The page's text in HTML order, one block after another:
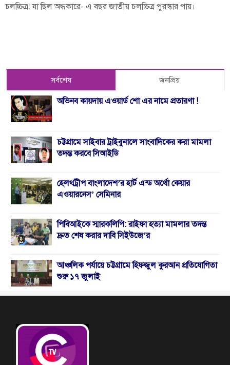
চলচ্চিত্র: যা ছিল অন্ধকারে- এ বছর জাতীয় চলচ্চিত্র পুরস্কার পায়।
সর্বশেষ জনপ্রিয়
অভিনব কায়দায় এওয়ার্ড শো এর নামে প্রতারণা !
চট্টগ্রামে সাইবার ট্রাইবুনালে সাংবাদিকের করা মামলা
তদন্ত করবে সিআইডি
হেলথট্রীপ বাংলাদেশ’র হার্ট এন্ড অর্থো কেয়ার
এওয়ারনেস’ সেমিনার
পিবিআইকে স্মারকলিপি: রাইফা হত্যা মামলার তদন্ত
দ্রুত শেষ করার দাবি সিইউজে’র
আঞ্চলিক পর্যায়ে চট্টগ্রামে হিফজুল কুরআন প্রতিযোগিতা
শুরু ১৭ জুলাই